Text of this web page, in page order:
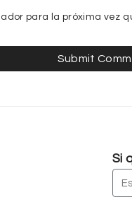
para la próxima vez
Si